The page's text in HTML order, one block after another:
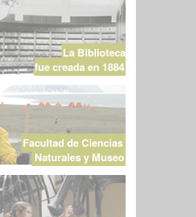
La Biblioteca
fue creada en 1884
Facultad de Ciencias
Naturales y Museo